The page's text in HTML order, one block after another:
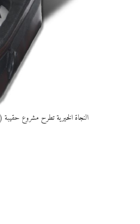
النجاة الخيرية تطرح مشروع حقيبة